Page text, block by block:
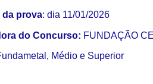
prova: dia 11/01/2026
do Concurso: FUNDAÇÃO
Médio e Superior